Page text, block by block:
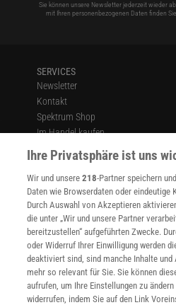
Sie können unsere Newsletter jederzeit wieder
mit Ihren personenbezogenen Daten finden
SERVICES
Newsletter
Kontakt
Spektrum Shop
Im Handel kaufen
Presse
Verträge kündigen
Widerruf
INFO
Mediadaten
Datenschutz
Nutzungsbedingungen
Cookie-Einstellungen
Utiq verwalten
Nutzungsbasierte Onlinewerbung
Ihre Privatsphäre ist uns
Wir und unsere218-Partner speichern
Daten wie Browserdaten oder eindeutige
Durch Auswahl von Akzeptieren
die unter „Wir und unsere Partner
bereitzustellen“ aufgeführten Zwecke.
oder Widerruf Ihrer Einwilligung werden
deaktiviert sind, sind manche Inhalte
mehr so relevant für Sie. Sie können
aufrufen, um Ihre Einstellungen zu
widerrufen, indem Sie auf den Link